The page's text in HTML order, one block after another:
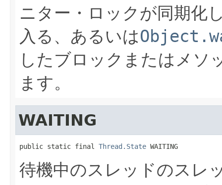
ニター・ロックが同期化
入る、あるいは
したブロックまたはメソ
ます。
WAITING
public static final Thread.State WAITING
待機中のスレッドのスレ